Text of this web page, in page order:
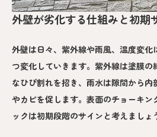
外壁が劣化する仕組みと初期
外壁は日々、紫外線や雨風、温度変
つ変化していきます。紫外線は塗膜
なひび割れを招き、雨水は隙間から
やカビを促します。表面のチョーキン
ックは初期段階のサインと考えましょ